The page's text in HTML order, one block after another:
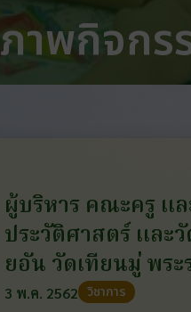
ภาพกิจกร
ผู้บริหาร คณะครู แ
ประวัติศาสตร์ และ
ยอัน วัดเทียนมู่ พร
3 พ.ค. 2562 วิชาการ